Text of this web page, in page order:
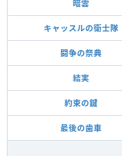
暗雲
キャッスルの衛士隊
闘争の祭典
結実
約束の鍵
最後の歯車